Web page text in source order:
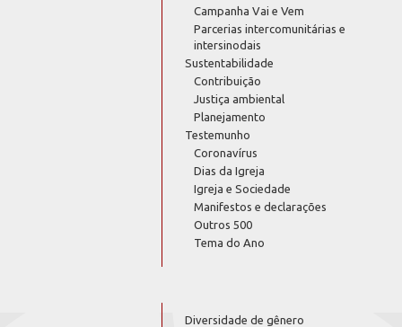
Campanha Vai e Vem
Parcerias intercomunitárias e
intersinodais
Sustentabilidade
Contribuição
Justiça ambiental
Planejamento
Testemunho
Coronavírus
Dias da Igreja
Igreja e Sociedade
Manifestos e declarações
Outros 500
Tema do Ano
Diversidade de gênero